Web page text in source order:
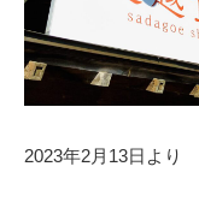
2023年2月13日より